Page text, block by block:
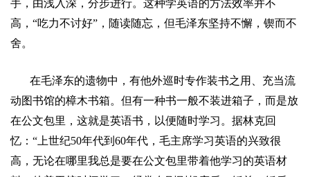
手，由浅入深，分步进行。这种学英语的方法效率并不
高， “吃力不讨好” ，随读随忘，但毛泽东坚持不懈，锲而不
舍。
在毛泽东的遗物中，有他外巡时专作装书之用、充当流
动图书馆的樟木书箱。但有一种书一般不装进箱子，而是放
在公文包里，这就是英语书，以便随时学习。据林克回
忆： “ 上世纪50年代到 60年代，毛主席学习英语的兴致很
高，无论在哪里我总是要在公文包里带着他学习的英语材